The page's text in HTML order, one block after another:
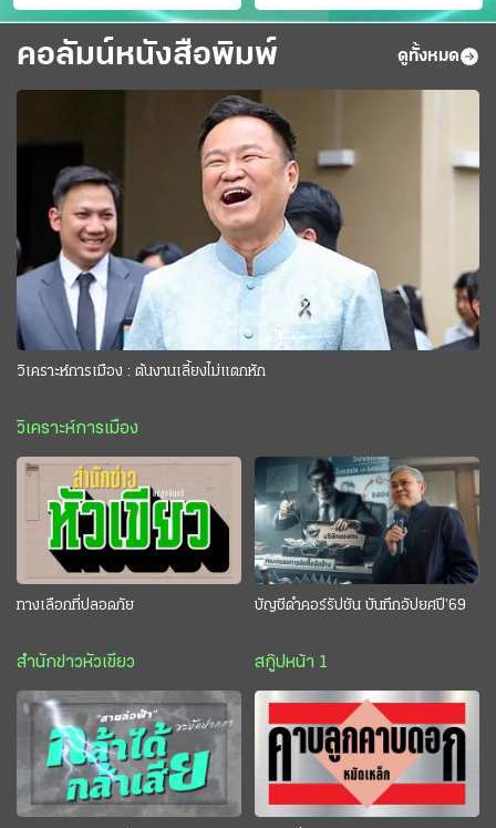
ขาแข้งชั่วคราว
"หนู" กอด "หนิม" สยบลือ
คอลัมน์หนังสือพิมพ์ ดูทั้งหมด
วิเคราะห์การเมือง : ต้นงานเลี้ยงไม่แตกหัก
วิเคราะห์การเมือง
ทางเลือกที่ปลอดภัย
สำนักข่าวหัวเขียว
บัญชีดำคอร์รัปชัน บันทึกอัปยศปี’69
สกู๊ปหน้า 1